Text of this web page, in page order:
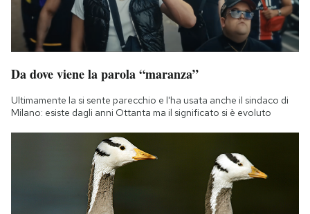
Da dove viene la parola “maranza”
Ultimamente la si sente parecchio e l'ha usata anche il sindaco di
Milano: esiste dagli anni Ottanta ma il significato si è evoluto